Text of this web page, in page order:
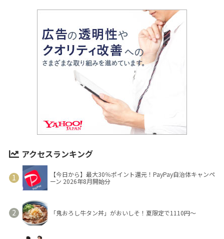
アクセスランキング
【今日から】最大30％ポイント還元！PayPay自治体キャンペ
ーン 2026年8月開始分
「鬼おろし牛タン丼」がおいしそ！夏限定で1110円～